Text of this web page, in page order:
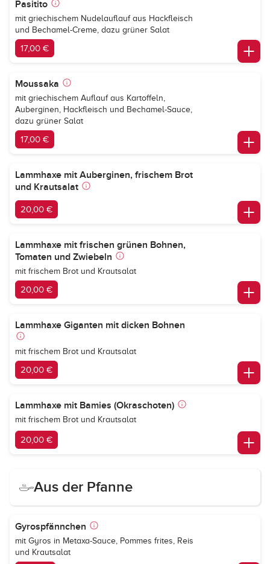
Pasitito
mit griechischem Nudelauflauf aus Hackfleisch
und Bechamel-Creme, dazu grüner Salat
17,00 €
Moussaka
mit griechischem Auflauf aus Kartoffeln,
Auberginen, Hackfleisch und Bechamel-Sauce,
dazu grüner Salat
17,00 €
Lammhaxe mit Auberginen, frischem Brot
und Krautsalat
20,00 €
Lammhaxe mit frischen grünen Bohnen,
Tomaten und Zwiebeln
mit frischem Brot und Krautsalat
20,00 €
Lammhaxe Giganten mit dicken Bohnen
mit frischem Brot und Krautsalat
20,00 €
Lammhaxe mit Bamies (Okraschoten)
mit frischem Brot und Krautsalat
20,00 €
Aus der Pfanne
Gyrospfännchen
mit Gyros in Metaxa-Sauce, Pommes frites, Reis
und Krautsalat